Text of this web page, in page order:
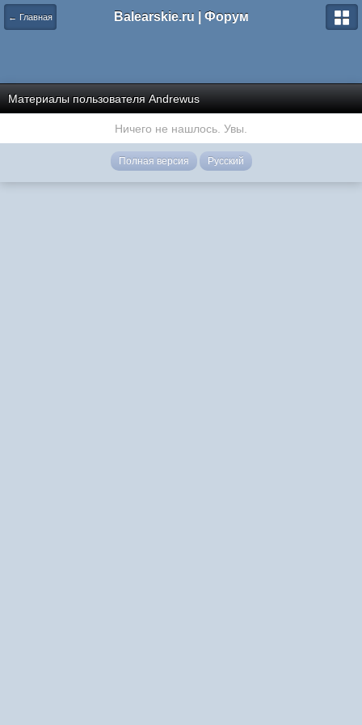
← Главная Balearskie.ru | Форум
Материалы пользователя Andrewus
Ничего не нашлось. Увы.
Полная версия Русский